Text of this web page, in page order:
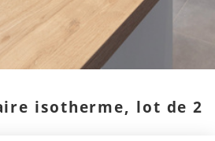
isotherme, lot de 2